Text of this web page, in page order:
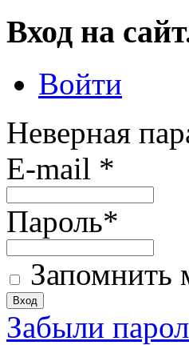
Вход на
Войти
Неверная
E-mail *
Пароль*
Запомнить
Забыли